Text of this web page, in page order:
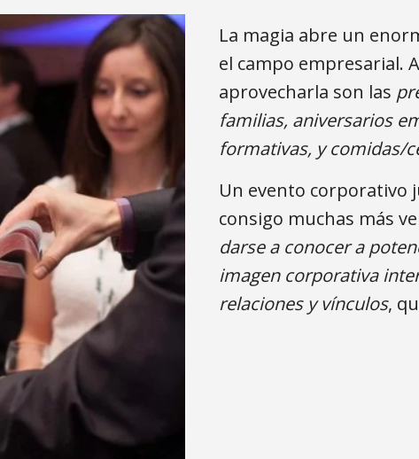
La magia abre un
el campo empresarial.
aprovecharla son las
familias, aniversarios
formativas, y comidas/
Un evento corporativo
consigo muchas más
darse a conocer a
imagen corporativa
relaciones y vínculos,